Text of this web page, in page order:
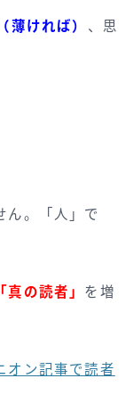
薄ければ） 、思
ん。「人」で
「真の読者」 を増
オン記事で読者